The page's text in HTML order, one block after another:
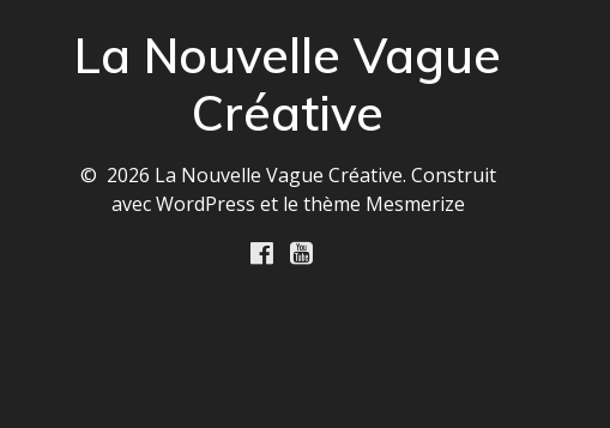
La Nouvelle Vague
Créative
© 2026 La Nouvelle Vague Créative. Construit
avec WordPress et le thème Mesmerize